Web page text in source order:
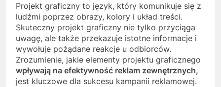
Projekt graficzny to język, który komunikuje się z
ludźmi poprzez obrazy, kolory i układ treści.
Skuteczny projekt graficzny nie tylko przyciąga
uwagę, ale także przekazuje istotne informacje i
wywołuje pożądane reakcje u odbiorców.
Zrozumienie, jakie elementy projektu graficznego
wpływają na efektywność reklam zewnętrznych,
jest kluczowe dla sukcesu kampanii reklamowej.